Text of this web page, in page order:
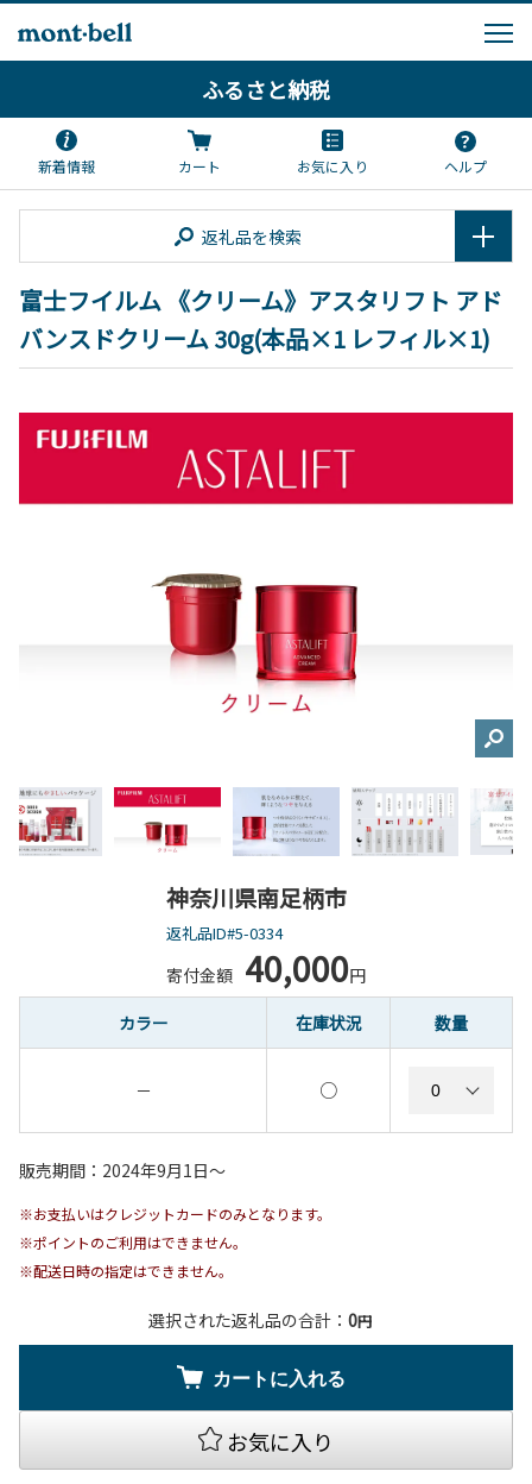
ふるさと納税
新着情報 カート お気に入り ヘルプ
返礼品を検索
富士フイルム 《クリーム》アスタリフト アド
バンスドクリーム 30g(本品×1 レフィル×1)
神奈川県南足柄市
返礼品ID#5-0334
寄付金額 40,000円
カラー
在庫状況 数量
－ ○
販売期間：2024年9月1日〜
※お支払いはクレジットカードのみとなります。
※ポイントのご利用はできません。
※配送日時の指定はできません。
選択された返礼品の合計： 0円
カートに入れる
お気に入り